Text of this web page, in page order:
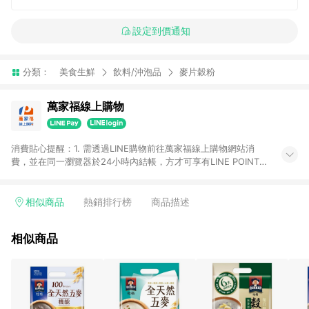
設定到價通知
分類： 美食生鮮 飲料/沖泡品 麥片穀粉
萬家福線上購物
消費貼心提醒：1. 需透過LINE購物前往萬家福線上購物網站消
費，並在同一瀏覽器於24小時內結帳，方才可享有LINE POINTS
4. 不具回饋資格種類商品：電子禮券。 5. 回饋點數計算將排除訂
錄，相關問題請於保留時間內聯絡客服中心，並由康達盛通生活
提供簡單、快速、輕鬆的購物流程及體驗，將不定期推出精選、
話題性或期間限定商品來滿足您的喜好。
相似商品 熱銷排行榜 商品描述
相似商品